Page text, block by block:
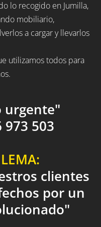
lo recogido en Jumilla,
mobiliario,
a cargar y llevarlos
utilizamos todos para
urgente"
973 503
clientes
por un